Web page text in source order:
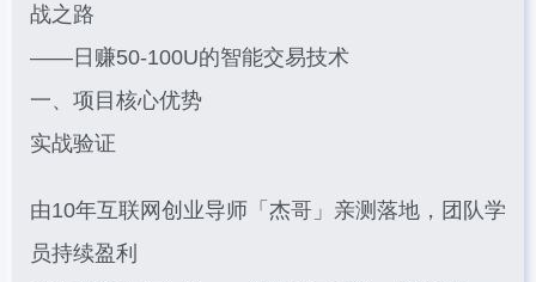
战之路
——日赚50-100U的智能交易技术
一、项目核心优势
实战验证
由10年互联网创业导师「杰哥」亲测落地，团队学
员持续盈利